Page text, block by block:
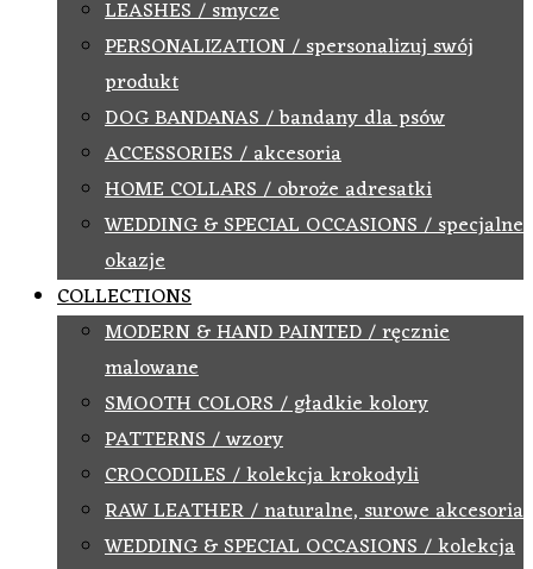
LEASHES / smycze
PERSONALIZATION / spersonalizuj swój
produkt
DOG BANDANAS / bandany dla psów
ACCESSORIES / akcesoria
HOME COLLARS / obroże adresatki
WEDDING & SPECIAL OCCASIONS / specjalne
okazje
COLLECTIONS
MODERN & HAND PAINTED / ręcznie
malowane
SMOOTH COLORS / gładkie kolory
PATTERNS / wzory
CROCODILES / kolekcja krokodyli
RAW LEATHER / naturalne, surowe akcesoria
WEDDING & SPECIAL OCCASIONS / kolekcja